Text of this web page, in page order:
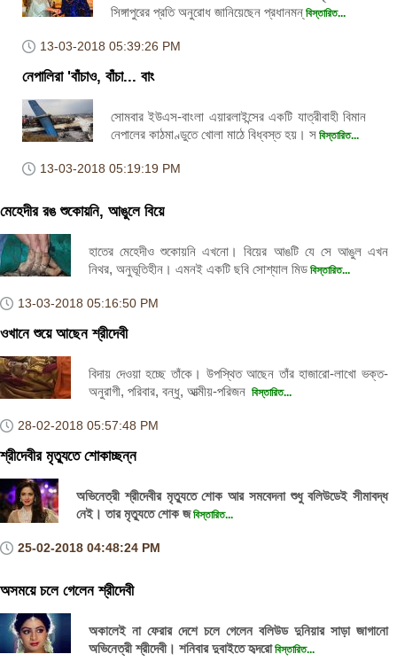
সিঙ্গাপুরের প্রতি অনুরোধ জানিয়েছেন প্রধানমন্ বিস্তারিত...
13-03-2018 05:39:26 PM
নেপালিরা 'বাঁচাও, বাঁচা... বাং
সোমবার ইউএস-বাংলা এয়ারলাইন্সের একটি যাত্রীবাহী বিমান
নেপালের কাঠমাণ্ডুতে খোলা মাঠে বিধ্বস্ত হয়। স বিস্তারিত...
13-03-2018 05:19:19 PM
মেহেদীর রঙ শুকোয়নি, আঙুলে বিয়ে
হাতের মেহেদীও শুকোয়নি এখনো। বিয়ের আঙটি যে সে আঙুল এখন
নিথর, অনুভূতিহীন। এমনই একটি ছবি সোশ্যাল মিড বিস্তারিত...
13-03-2018 05:16:50 PM
ওখানে শুয়ে আছেন শ্রীদেবী
বিদায় দেওয়া হচ্ছে তাঁকে। উপস্থিত আছেন তাঁর হাজারো-লাখো ভক্ত-
অনুরাগী, পরিবার, বন্ধু, আত্মীয়-পরিজন বিস্তারিত...
28-02-2018 05:57:48 PM
শ্রীদেবীর মৃত্যুতে শোকাচ্ছন্ন
অভিনেত্রী শ্রীদেবীর মৃত্যুতে শোক আর সমবেদনা শুধু বলিউডেই সীমাবদ্ধ
নেই। তার মৃত্যুতে শোক জবিস্তারিত...
25-02-2018 04:48:24 PM
অসময়ে চলে গেলেন শ্রীদেবী
অকালেই না ফেরার দেশে চলে গেলেন বলিউড দুনিয়ার সাড়া জাগানো
অভিনেত্রী শ্রীদেবী। শনিবার দুবাইতে হৃদরোবিস্তারিত...